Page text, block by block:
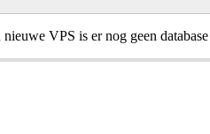
VPS is er nog geen